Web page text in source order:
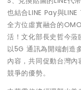
也結合LINE Pay與
全方位虛實融合的
活！文化部長史哲今蒞
以5G 通訊為開端創造
內容，共同促動台灣
競爭的優勢。